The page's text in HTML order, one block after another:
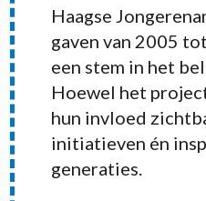
Haagse
gaven van 2005
een stem in het
Hoewel het
hun invloed
initiatieven én
generaties.